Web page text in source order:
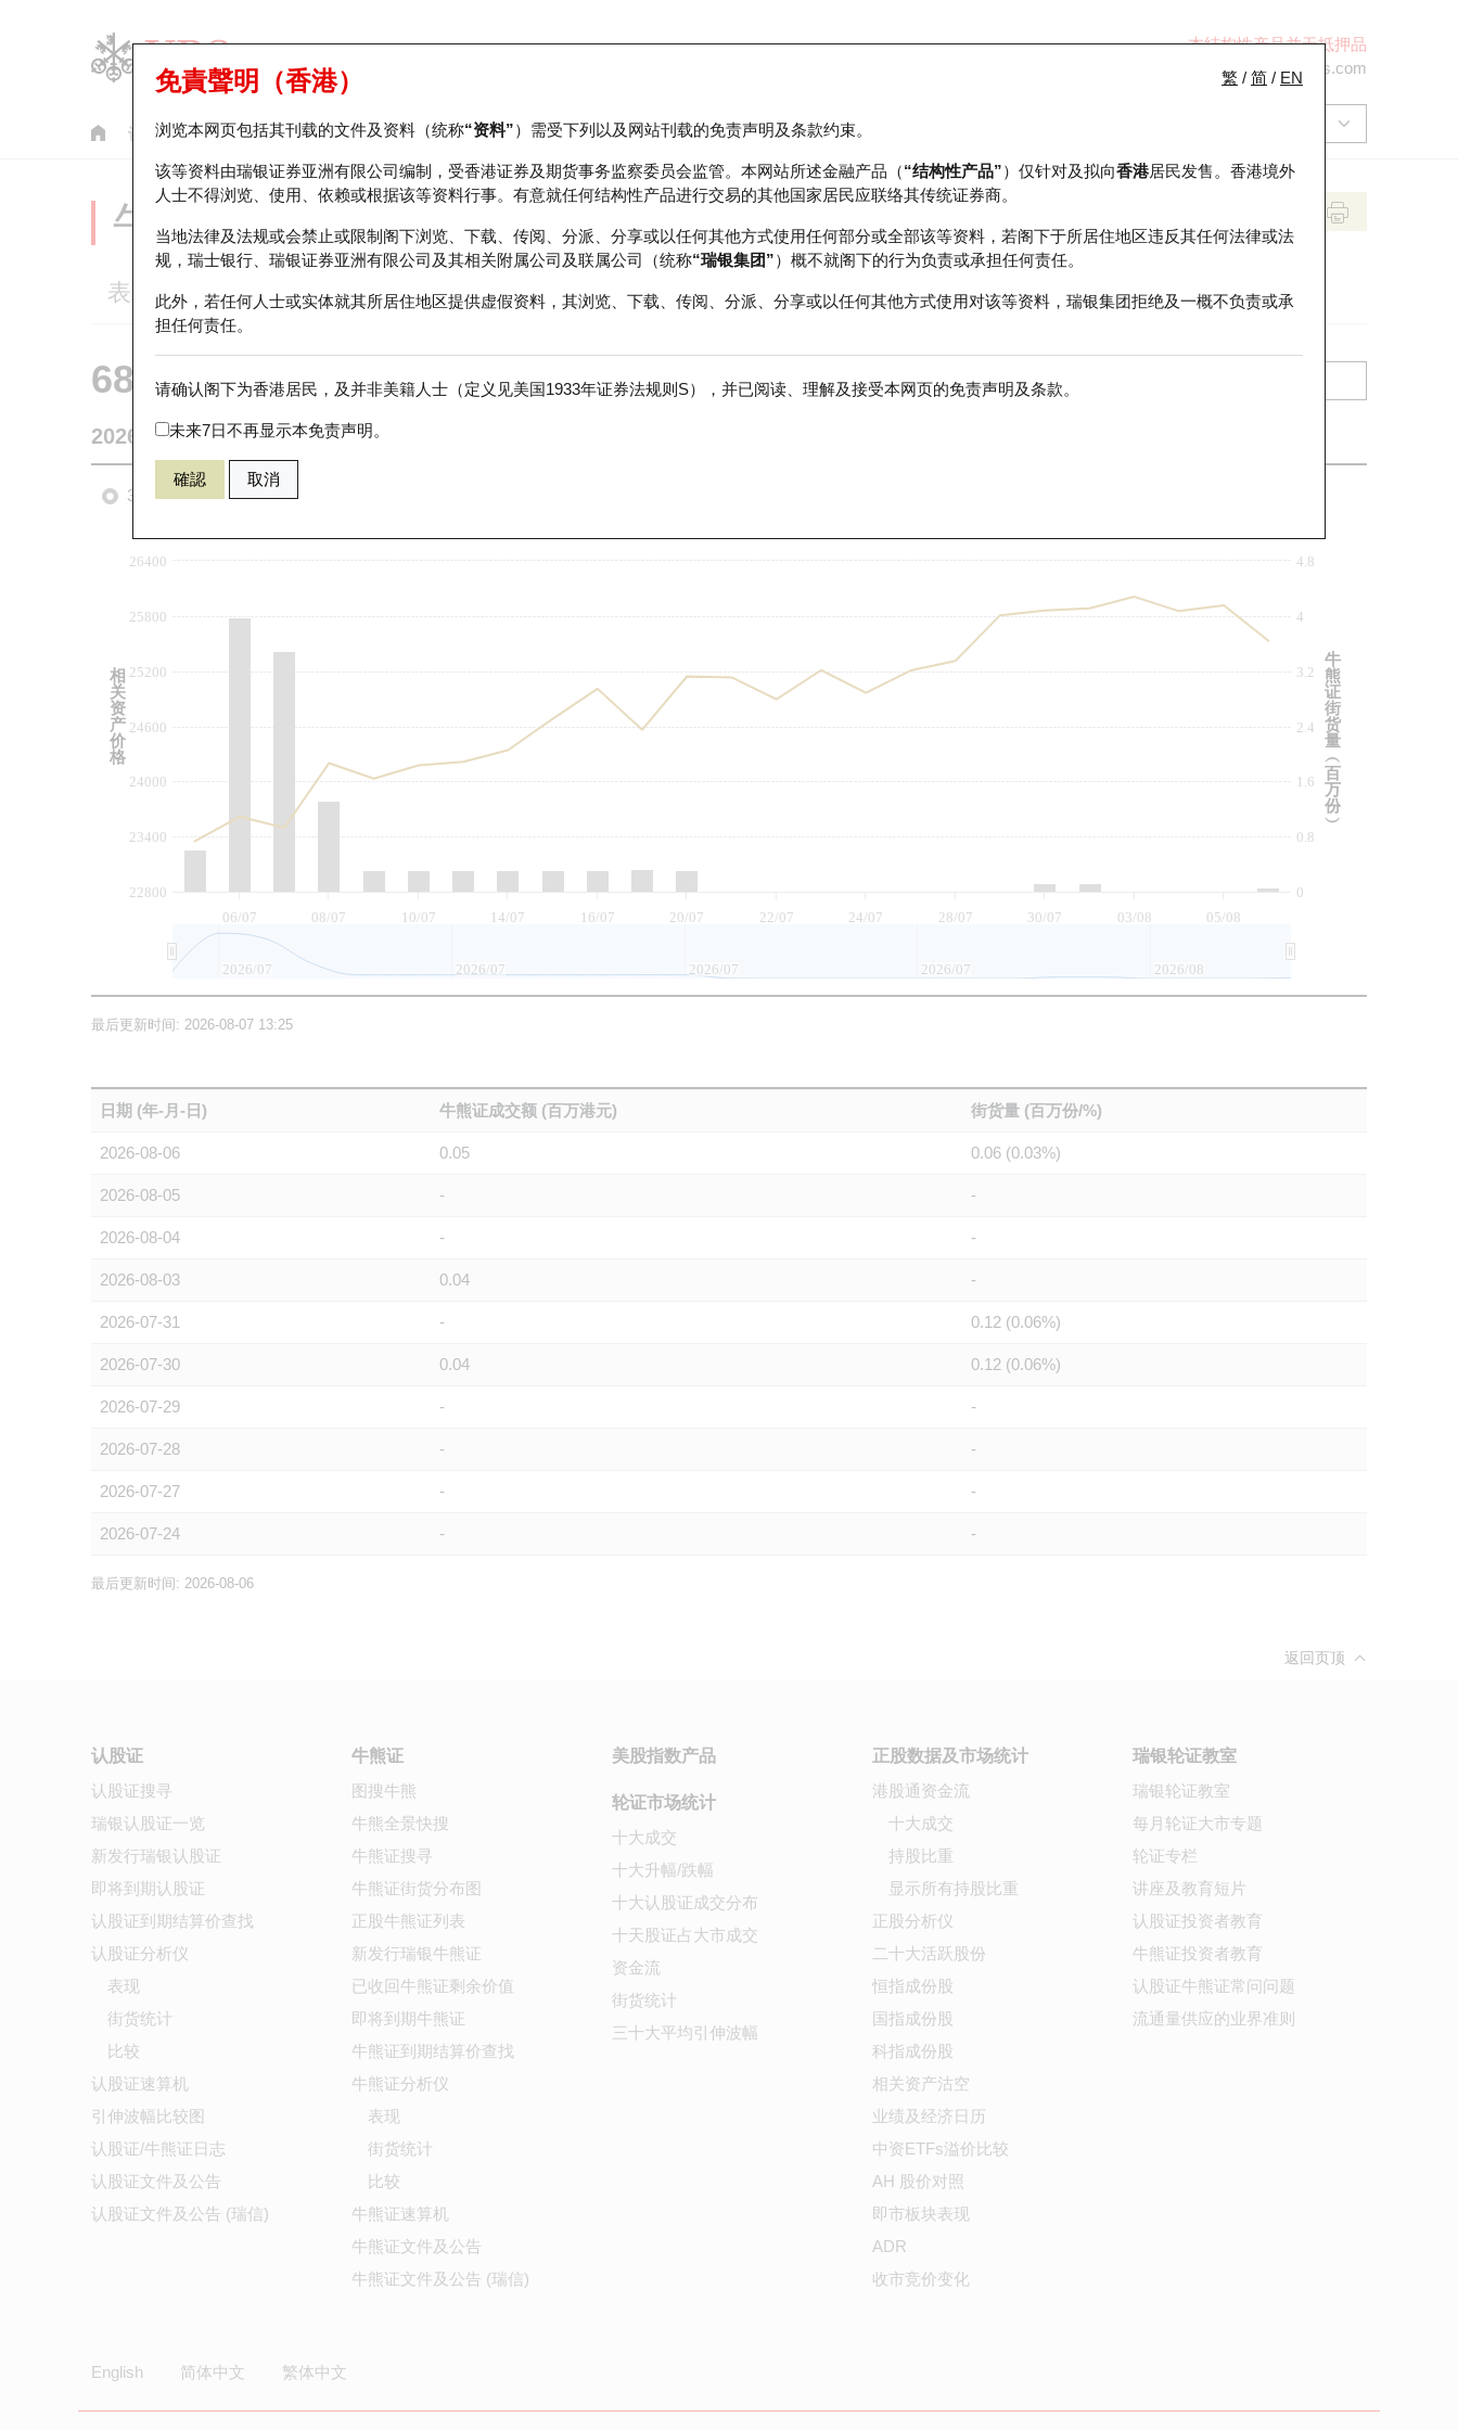
本结构性产品并无抵押品
ol-hkwarrants@ubs.com
认股证 牛熊证 美股指数产品 轮证市场统计 正股数据及市场统计 瑞银轮证教室
繁 / 简 / EN
免責聲明（香港）
浏览本网页包括其刊载的文件及资料（统称“资料”）需受下列以及网站刊载的免责声明及条款约束。
该等资料由瑞银证券亚洲有限公司编制，受香港证券及期货事务监察委员会监管。本网站所述金融产品（“结构性产品”）仅针对及拟向香港居民发售。香港境外
人士不得浏览、使用、依赖或根据该等资料行事。有意就任何结构性产品进行交易的其他国家居民应联络其传统证券商。
当地法律及法规或会禁止或限制阁下浏览、下载、传阅、分派、分享或以任何其他方式使用任何部分或全部该等资料，若阁下于所居住地区违反其任何法律或法
规，瑞士银行、瑞银证券亚洲有限公司及其相关附属公司及联属公司（统称“瑞银集团”）概不就阁下的行为负责或承担任何责任。
此外，若任何人士或实体就其所居住地区提供虚假资料，其浏览、下载、传阅、分派、分享或以任何其他方式使用对该等资料，瑞银集团拒绝及一概不负责或承
担任何责任。
请确认阁下为香港居民，及并非美籍人士（定义见美国1933年证券法规则S），并已阅读、理解及接受本网页的免责声明及条款。
未来7日不再显示本免责声明。
確認 取消
牛熊证分析仪
表现 街货统计 比较
68849 瑞银牛证 HSI 恒生指数
2026-08-06 相关资产价格25,530.28
3个月 6个月
06/07 08/07 10/07 14/07 16/07 20/07 22/07 24/07 28/07 30/07 03/08 05/08
0
0.8
1.6
2.4
3.2
4
4.8
22800
23400
24000
24600
25200
25800
26400
2026/07 2026/07 2026/07 2026/07 2026/08
牛
熊
证
街
货
量
︵
百
万
份
︶
相
关
资
产
价
格
最后更新时间: 2026-08-07 13:25
日期 (年-月-日) 牛熊证成交额 (百万港元) 街货量 (百万份/%)
2026-08-06 0.05 0.06 (0.03%)
2026-08-05 - -
2026-08-04 - -
2026-08-03 0.04 -
2026-07-31 - 0.12 (0.06%)
2026-07-30 0.04 0.12 (0.06%)
2026-07-29 - -
2026-07-28 - -
2026-07-27 - -
2026-07-24 - -
最后更新时间: 2026-08-06
返回页顶
认股证
认股证搜寻
瑞银认股证一览
新发行瑞银认股证
即将到期认股证
认股证到期结算价查找
认股证分析仪
表现
街货统计
比较
认股证速算机
引伸波幅比较图
认股证/牛熊证日志
认股证文件及公告
认股证文件及公告 (瑞信)
牛熊证
图搜牛熊
牛熊全景快搜
牛熊证搜寻
牛熊证街货分布图
正股牛熊证列表
新发行瑞银牛熊证
已收回牛熊证剩余价值
即将到期牛熊证
牛熊证到期结算价查找
牛熊证分析仪
表现
街货统计
比较
牛熊证速算机
牛熊证文件及公告
牛熊证文件及公告 (瑞信)
美股指数产品
轮证市场统计
十大成交
十大升幅/跌幅
十大认股证成交分布
十天股证占大市成交
资金流
街货统计
三十大平均引伸波幅
正股数据及市场统计
港股通资金流
十大成交
持股比重
显示所有持股比重
正股分析仪
二十大活跃股份
恒指成份股
国指成份股
科指成份股
相关资产沽空
业绩及经济日历
中资ETFs溢价比较
AH 股价对照
即市板块表现
ADR
收市竞价变化
瑞银轮证教室
瑞银轮证教室
每月轮证大市专题
轮证专栏
讲座及教育短片
认股证投资者教育
牛熊证投资者教育
认股证牛熊证常问问题
流通量供应的业界准则
English 简体中文 繁体中文